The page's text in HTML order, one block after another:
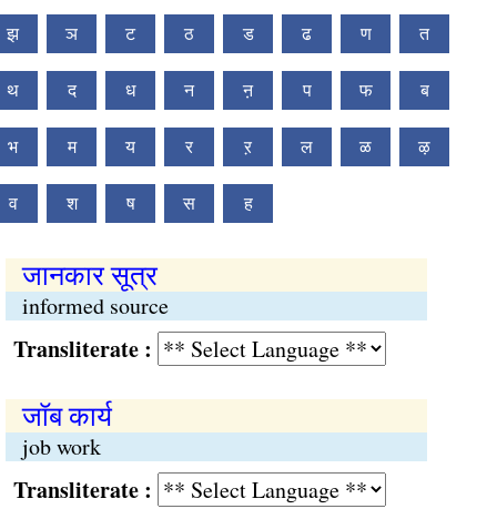
झ ञ ट ठ ड ढ ण त
थ द ध न ऩ प फ ब
भ म य र ऱ ल ळ ऴ
व श ष स ह
जानकार सूत्र
informed source
:
जॉब कार्य
job work
: